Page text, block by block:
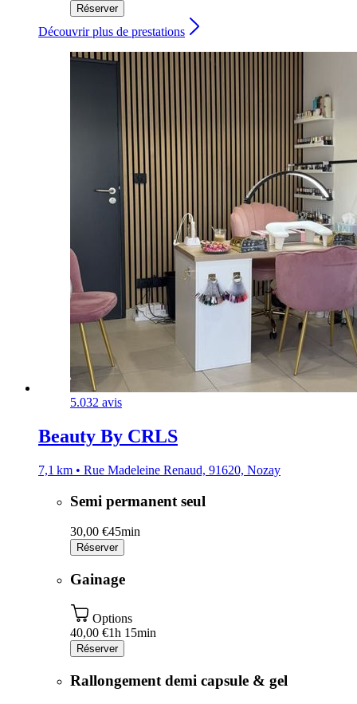
Réserver
Découvrir plus de prestations
5.032 avis
Beauty By CRLS
7,1 km • Rue Madeleine Renaud, 91620, Nozay
Semi permanent seul
30,00 €45min
Réserver
Gainage
Options
40,00 €1h 15min
Réserver
Rallongement demi capsule & gel